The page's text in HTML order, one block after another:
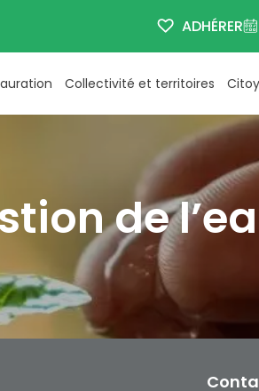
ADHÉRER
Collectivité et territoires
de